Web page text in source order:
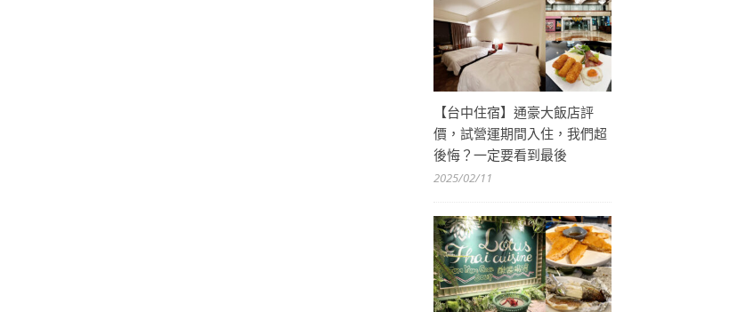
【台中住宿】通豪大飯店評
價，試營運期間入住，我們超
後悔？一定要看到最後
2025/02/11